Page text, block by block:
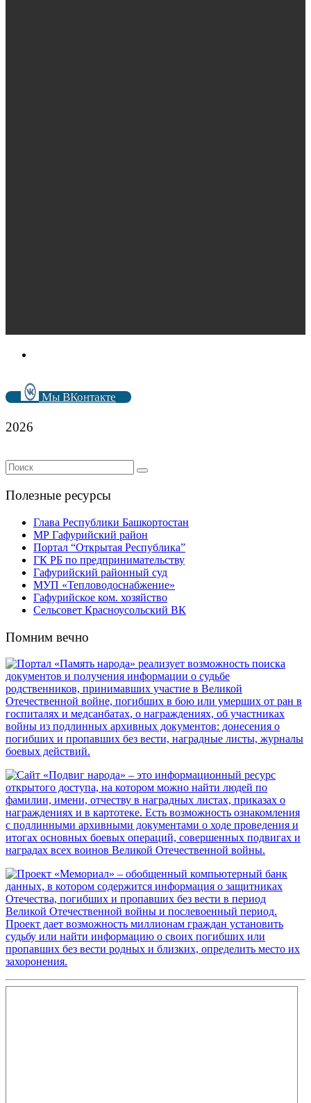
Мы ВКонтакте
2026
Полезные ресурсы
Глава Республики Башкортостан
МР Гафурийский район
Портал “Открытая Республика”
ГК РБ по предпринимательству
Гафурийский районный суд
МУП «Тепловодоснабжение»
Гафурийское ком. хозяйство
Сельсовет Красноусольский ВК
Помним вечно